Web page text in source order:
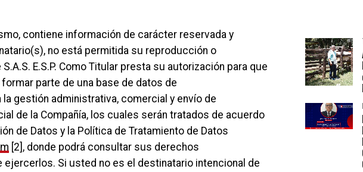
contiene información de carácter reservada y
no está permitida su reproducción o
E.S.P. Como Titular presta su autorización para que
parte de una base de datos de
gestión administrativa, comercial y envío de
de la Compañía, los cuales serán tratados de acuerdo
de Datos y la Política de Tratamiento de Datos
[2], donde podrá consultar sus derechos
Si usted no es el destinatario intencional de